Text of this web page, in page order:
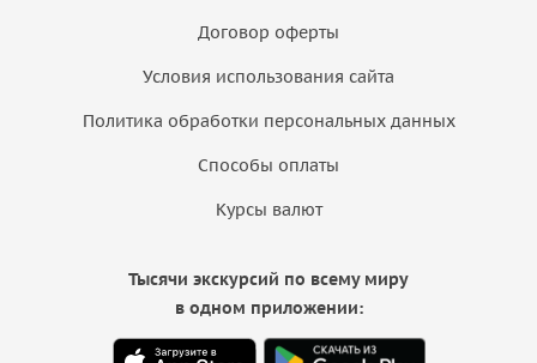
Договор оферты
Условия использования сайта
Политика обработки персональных данных
Способы оплаты
Курсы валют
Тысячи экскурсий по всему миру
в одном приложении: